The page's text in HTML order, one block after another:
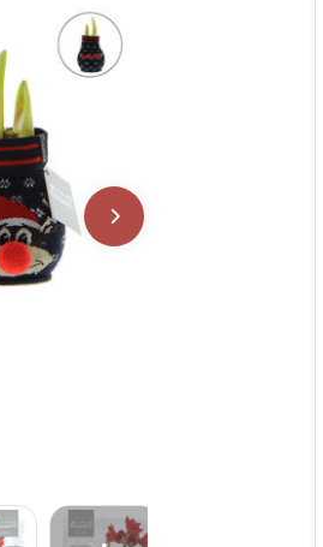
jouw
van deze
en
No Water
te geven en te
de wax
Originele No
bol bevestigd
februari.